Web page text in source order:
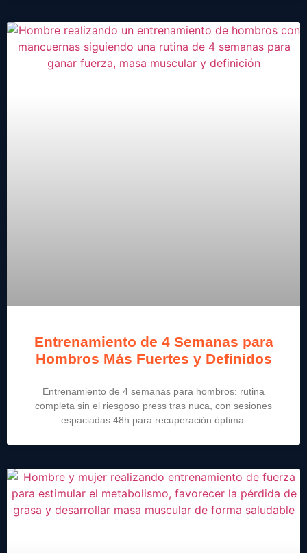
Entrenamiento de 4 Semanas para
Hombros Más Fuertes y Definidos
Entrenamiento de 4 semanas para hombros: rutina
completa sin el riesgoso press tras nuca, con sesiones
espaciadas 48h para recuperación óptima.